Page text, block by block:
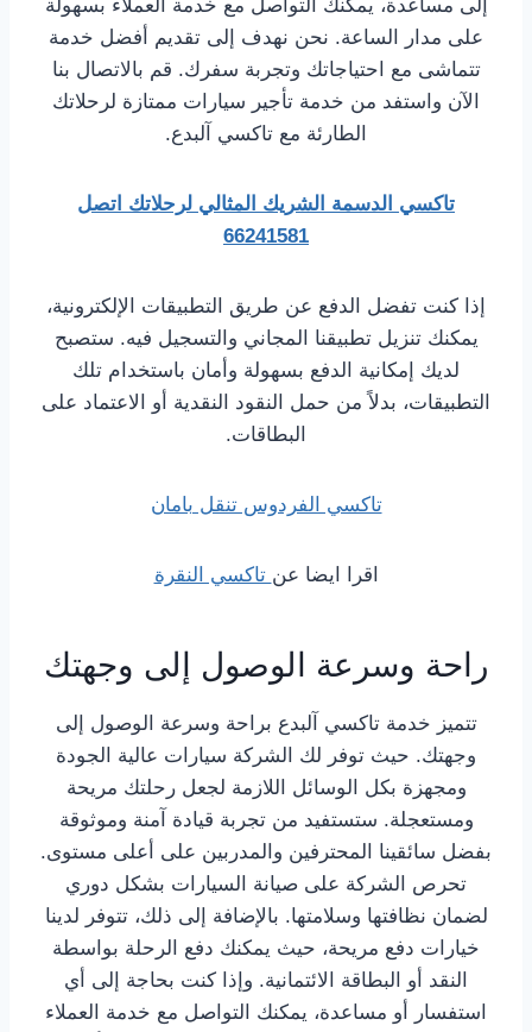
إلى مساعدة، يمكنك التواصل مع خدمة العملاء بسهولة
على مدار الساعة. نحن نهدف إلى تقديم أفضل خدمة
تتماشى مع احتياجاتك وتجربة سفرك. قم بالاتصال بنا
الآن واستفد من خدمة تأجير سيارات ممتازة لرحلاتك
الطارئة مع تاكسي آلبدع.
تاكسي الدسمة الشريك المثالي لرحلاتك اتصل
66241581
إذا كنت تفضل الدفع عن طريق التطبيقات الإلكترونية،
يمكنك تنزيل تطبيقنا المجاني والتسجيل فيه. ستصبح
لديك إمكانية الدفع بسهولة وأمان باستخدام تلك
التطبيقات، بدلاً من حمل النقود النقدية أو الاعتماد على
البطاقات.
تاكسي الفردوس تنقل بامان
اقرا ايضا عن تاكسي النقرة
راحة وسرعة الوصول إلى وجهتك
تتميز خدمة تاكسي آلبدع براحة وسرعة الوصول إلى
وجهتك. حيث توفر لك الشركة سيارات عالية الجودة
ومجهزة بكل الوسائل اللازمة لجعل رحلتك مريحة
ومستعجلة. ستستفيد من تجربة قيادة آمنة وموثوقة
بفضل سائقينا المحترفين والمدربين على أعلى مستوى.
تحرص الشركة على صيانة السيارات بشكل دوري
لضمان نظافتها وسلامتها. بالإضافة إلى ذلك، تتوفر لدينا
خيارات دفع مريحة، حيث يمكنك دفع الرحلة بواسطة
النقد أو البطاقة الائتمانية. وإذا كنت بحاجة إلى أي
استفسار أو مساعدة، يمكنك التواصل مع خدمة العملاء